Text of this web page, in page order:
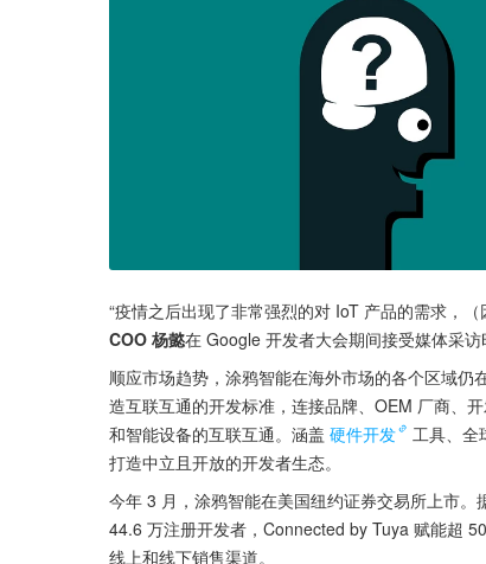
“疫情之后出现了非常强烈的对 IoT 产品的需求，
COO 杨懿在 Google 开发者大会期间接受媒体采
顺应市场趋势，涂鸦智能在海外市场的各个区域
造互联互通的开发标准，连接品牌、OEM 厂商、
和智能设备的互联互通。涵盖 硬件开发
工具、全
打造中立且开放的开发者生态。
今年 3 月，涂鸦智能在美国纽约证券交易所上市
44.6 万注册开发者，Connected by Tuya 赋能超
线上和线下销售渠道。